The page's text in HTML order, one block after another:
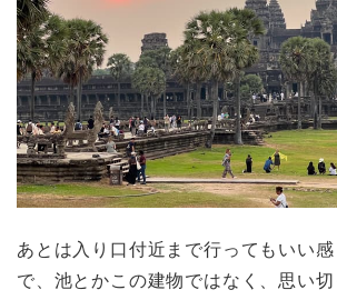
あとは入り口付近まで行ってもいい
で、池とかこの建物ではなく、思い